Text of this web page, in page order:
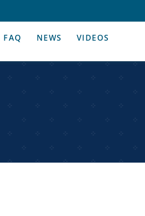
Medien &
FAQ NEWS VIDEOS